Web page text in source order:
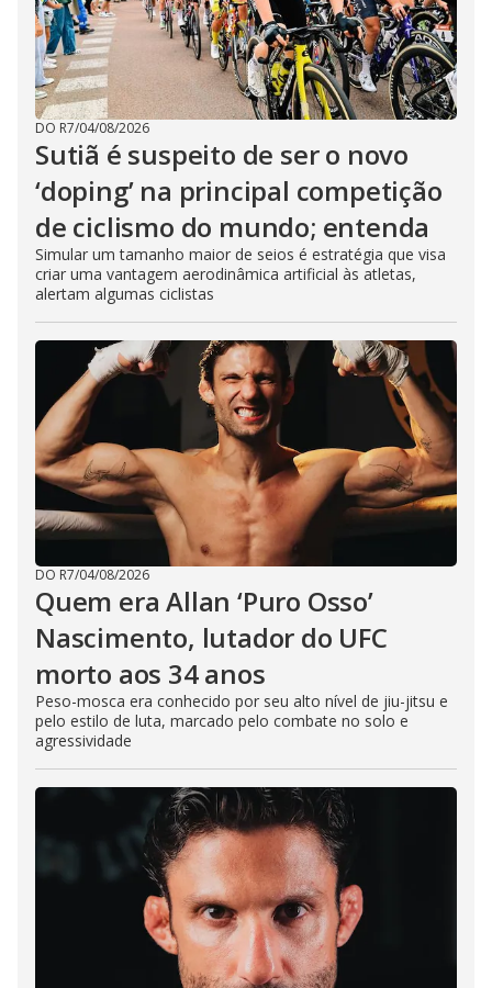
DO R7/04/08/2026
Sutiã é suspeito de ser o novo
‘doping’ na principal competição
de ciclismo do mundo; entenda
Simular um tamanho maior de seios é estratégia que visa
criar uma vantagem aerodinâmica artificial às atletas,
alertam algumas ciclistas
DO R7/04/08/2026
Quem era Allan ‘Puro Osso’
Nascimento, lutador do UFC
morto aos 34 anos
Peso-mosca era conhecido por seu alto nível de jiu-jitsu e
pelo estilo de luta, marcado pelo combate no solo e
agressividade